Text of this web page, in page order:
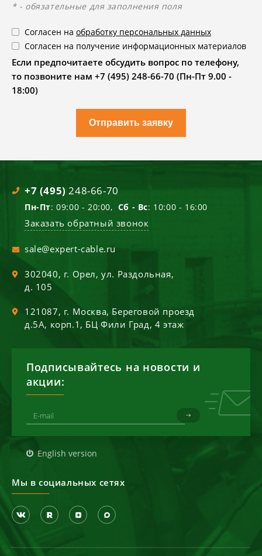
* - обязательные для заполнения поля
Согласен на обработку персональных данных
Согласен на получение информационных материалов
Если предпочитаете обсудить вопрос по телефону,
то позвоните нам +7 (495) 248-66-70 (Пн-Пт 9.00 -
18:00)
Отправить заявку
+7 (495) 248-66-70
Пн-Пт: 09:00 - 20:00, Сб - Вс: 10:00 - 16:00
Заказать обратный звонок
sale@expert-cable.ru
302040, г. Орел,ул. Раздольная,
д. 105
121087, г. Москва, Береговой проезд
д.5А, корп.1, БЦ Фили Град, 4 этаж
Подписывайтесь на новости и
акции:
English version
Мы в социальных сетях